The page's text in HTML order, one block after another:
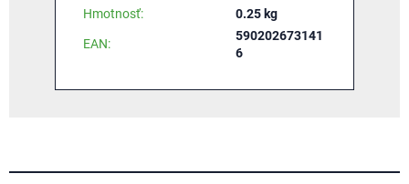
Hmotnosť: 0.25 kg
EAN:
590202673141
6